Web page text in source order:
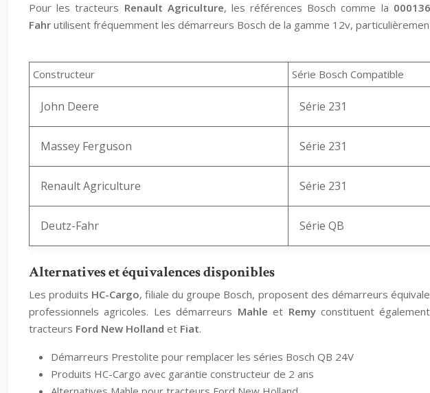
Pour les tracteurs Renault Agriculture, les références Bosch comme la
Fahr utilisent fréquemment les démarreurs Bosch de la gamme 12v,
Constructeur Série Bosch Compatible
John Deere Série 231
Massey Ferguson Série 231
Renault Agriculture Série 231
Deutz-Fahr Série QB
Alternatives et équivalences disponibles
Les produits HC-Cargo, filiale du groupe Bosch, proposent des démarreurs
professionnels agricoles. Les démarreurs Mahle et Remyconstituent
tracteurs Ford New Holland et Fiat.
Démarreurs Prestolite pour remplacer les séries Bosch QB 24V
Produits HC-Cargo avec garantie constructeur de 2 ans